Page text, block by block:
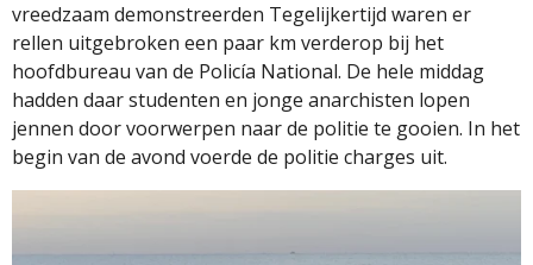
vreedzaam demonstreerden Tegelijkertijd waren er
rellen uitgebroken een paar km verderop bij het
hoofdbureau van de Policía National. De hele middag
hadden daar studenten en jonge anarchisten lopen
jennen door voorwerpen naar de politie te gooien. In het
begin van de avond voerde de politie charges uit.